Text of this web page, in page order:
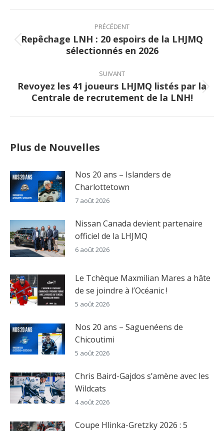
Facebook
X PinterestLinkedIn
navigation
PRÉCÉDENT
Previous
post:
Repêchage LNH : 20 espoirs de la LHJMQ
sélectionnés en 2026
SUIVANT
Next
post:
Revoyez les 41 joueurs LHJMQ listés par la
Centrale de recrutement de la LNH!
Plus de Nouvelles
Nos 20 ans – Islanders de
Charlottetown
7 août 2026
Nissan Canada devient partenaire
officiel de la LHJMQ
6 août 2026
Le Tchèque Maxmilian Mares a hâte
de se joindre à l’Océanic !
5 août 2026
Nos 20 ans – Saguenéens de
Chicoutimi
5 août 2026
Chris Baird-Gajdos s’amène avec les
Wildcats
4 août 2026
Coupe Hlinka-Gretzky 2026 : 5